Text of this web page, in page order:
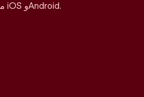
حمّل تطبيق Tinder مجانًا على iOS وAndroid.